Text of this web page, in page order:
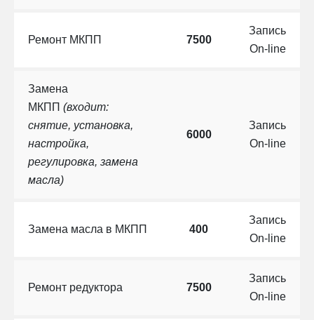
Ремонт МКПП 7500
Запись
On-line
Замена
МКПП (входит:
снятие, установка,
настройка,
регулировка, замена
масла)
6000
Запись
On-line
Замена масла в МКПП 400
Запись
On-line
Ремонт редуктора 7500
Запись
On-line